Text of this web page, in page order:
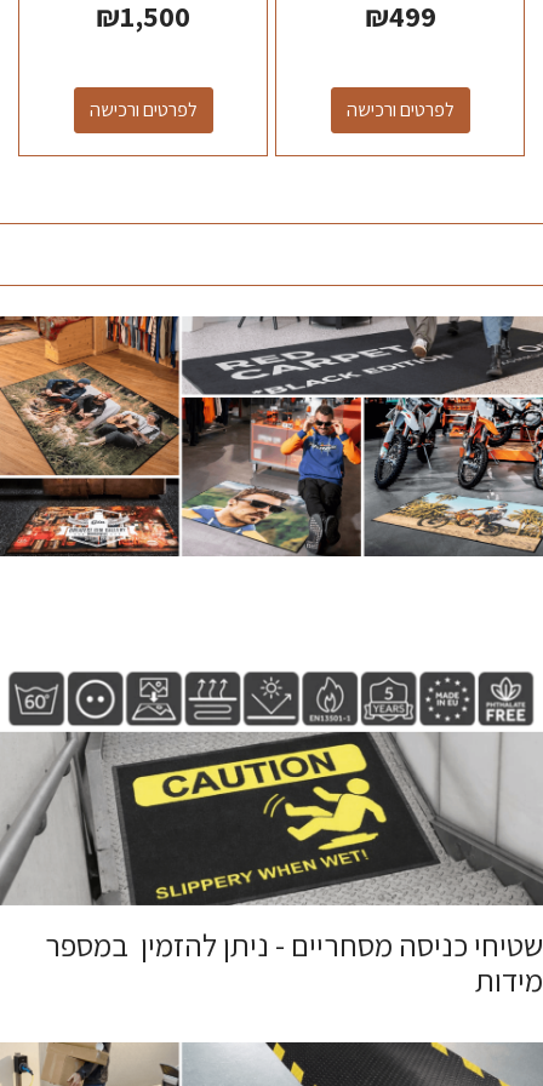
₪499
לפרטים ורכישה
₪1,500
לפרטים ורכישה
שטיחי כניסה מסחריים - ניתן להזמין במספר
מידות